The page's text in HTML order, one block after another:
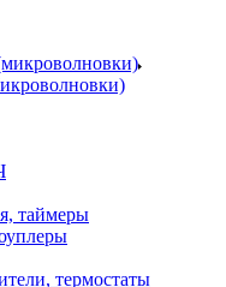
таймеры
термостаты